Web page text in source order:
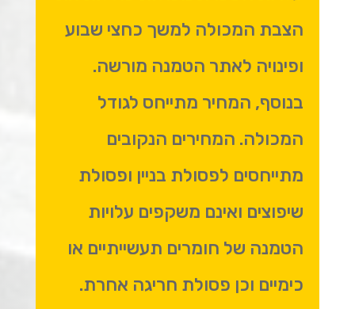
הצבת המכולה למשך כחצי שבוע
ופינויה לאתר הטמנה מורשה.
בנוסף, המחיר מתייחס לגודל
המכולה. המחירים הנקובים
מתייחסים לפסולת בניין ופסולת
שיפוצים ואינם משקפים עלויות
הטמנה של חומרים תעשייתיים או
כימיים וכן פסולת חריגה אחרת.